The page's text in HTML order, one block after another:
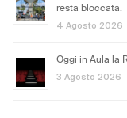
resta bloccata.
4 Agosto 2026
Oggi in Aula la
3 Agosto 2026